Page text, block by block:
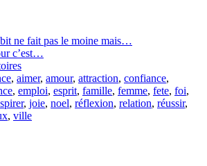
ne fait pas le moine mais…
c’est…
, aimer, amour, attraction, confiance,
, emploi, esprit, famille, femme, fete, foi,
, joie, noel, réflexion, relation, réussir,
, ville